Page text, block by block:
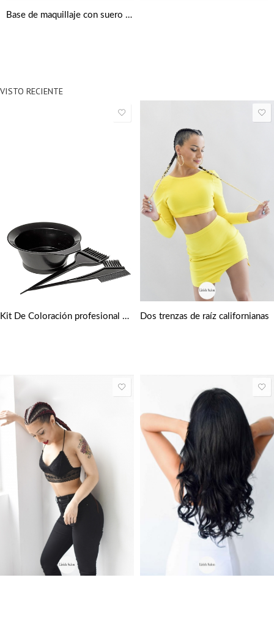
Base de maquillaje con suero de The Ordinary
VISTO RECIENTE
Kit De Coloración profesional – Bol Y Brochas Para Teñir Dos trenzas de raíz californianas